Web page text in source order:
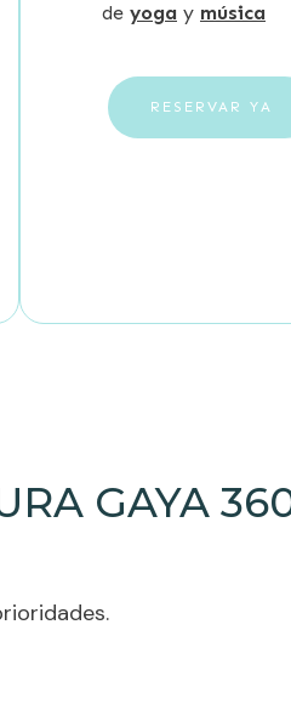
de yoga y música
RESERVAR YA
GAYA